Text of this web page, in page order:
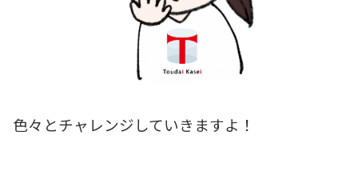
色々とチャレンジしていきますよ！